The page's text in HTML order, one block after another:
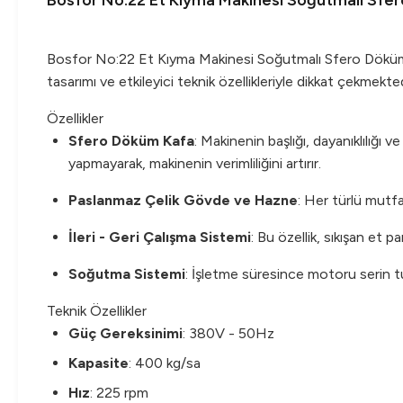
Bosfor No:22 Et Kıyma Makinesi Soğutmalı Sfero
tasarımı ve etkileyici teknik özellikleriyle dikkat
Özellikler
Sfero Döküm Kafa: Makinenin başlığı,
yapmayarak, makinenin verimliliğini artırır.
Paslanmaz Çelik Gövde ve Hazne: Her türlü
İleri - Geri Çalışma Sistemi: Bu özellik, sıkışan et
Soğutma Sistemi: İşletme süresince motoru serin
Teknik Özellikler
Güç Gereksinimi: 380V - 50Hz
Kapasite: 400 kg/sa
Hız: 225 rpm